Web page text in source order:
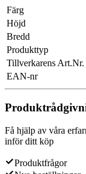
Färg
Höjd
Bredd
Produkttyp
Tillverkarens Art.Nr.
EAN-nr
Få hjälp av våra
inför ditt köp
Produktfrågor